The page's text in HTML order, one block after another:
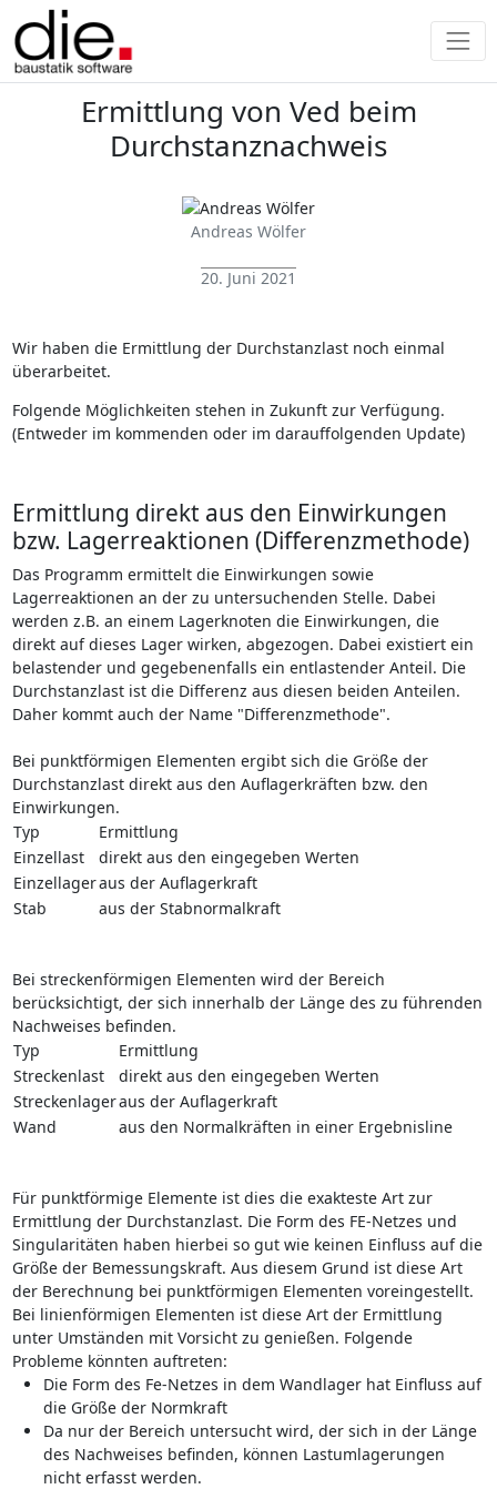
Ermittlung von Ved beim
Durchstanznachweis
Andreas Wölfer
20. Juni 2021
Wir haben die Ermittlung der Durchstanzlast noch einmal
überarbeitet.
Folgende Möglichkeiten stehen in Zukunft zur Verfügung.
(Entweder im kommenden oder im darauffolgenden Update)
Ermittlung direkt aus den Einwirkungen
bzw. Lagerreaktionen (Differenzmethode)
Das Programm ermittelt die Einwirkungen sowie
Lagerreaktionen an der zu untersuchenden Stelle. Dabei
werden z.B. an einem Lagerknoten die Einwirkungen, die
direkt auf dieses Lager wirken, abgezogen. Dabei existiert ein
belastender und gegebenenfalls ein entlastender Anteil. Die
Durchstanzlast ist die Differenz aus diesen beiden Anteilen.
Daher kommt auch der Name "Differenzmethode".
Bei punktförmigen Elementen ergibt sich die Größe der
Durchstanzlast direkt aus den Auflagerkräften bzw. den
Einwirkungen.
Typ
Ermittlung
Einzellast
direkt aus den eingegeben Werten
Einzellageraus der Auflagerkraft
Stab
aus der Stabnormalkraft
Bei streckenförmigen Elementen wird der Bereich
berücksichtigt, der sich innerhalb der Länge des zu führenden
Nachweises befinden.
Typ
Ermittlung
Streckenlast
direkt aus den eingegeben Werten
Streckenlageraus der Auflagerkraft
Wand
aus den Normalkräften in einer Ergebnisline
Für punktförmige Elemente ist dies die exakteste Art zur
Ermittlung der Durchstanzlast. Die Form des FE-Netzes und
Singularitäten haben hierbei so gut wie keinen Einfluss auf die
Größe der Bemessungskraft. Aus diesem Grund ist diese Art
der Berechnung bei punktförmigen Elementen voreingestellt.
Bei linienförmigen Elementen ist diese Art der Ermittlung
unter Umständen mit Vorsicht zu genießen. Folgende
Probleme könnten auftreten:
Die Form des Fe-Netzes in dem Wandlager hat Einfluss auf
die Größe der Normkraft
Da nur der Bereich untersucht wird, der sich in der Länge
des Nachweises befinden, können Lastumlagerungen
nicht erfasst werden.